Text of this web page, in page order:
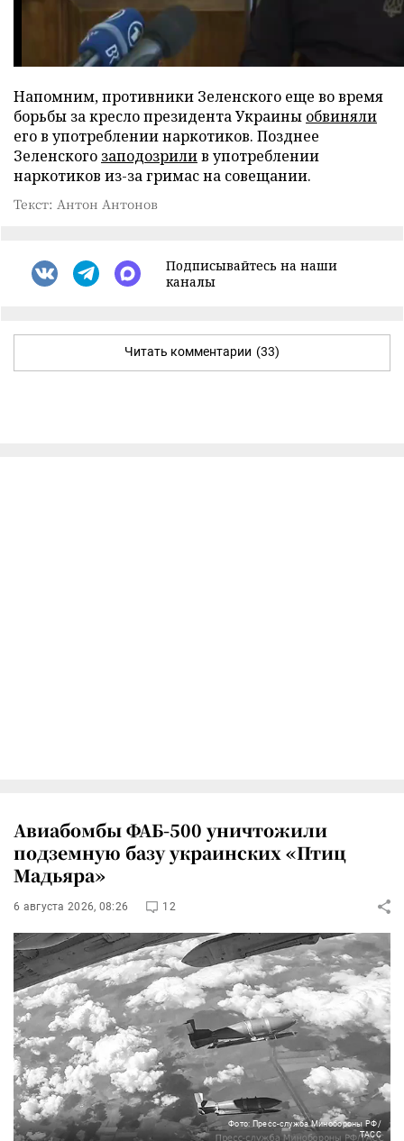
Напомним, противники Зеленского еще во время
борьбы за кресло президента Украины обвиняли
его в употреблении наркотиков. Позднее
Зеленского заподозрилив употреблении
наркотиков из-за гримас на совещании.
Текст: Антон Антонов
Подписывайтесь на наши
каналы
Читать комментарии (33)
Авиабомбы ФАБ-500 уничтожили
подземную базу украинских «Птиц
Мадьяра»
6 августа 2026, 08:26 12
Фото: Пресс-служба Минобороны РФ/
ТАСС